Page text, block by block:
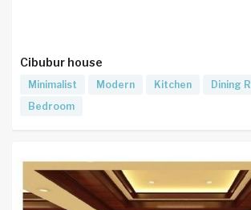
Cibubur house
Minimalist Modern Kitchen
Dining
Bedroom